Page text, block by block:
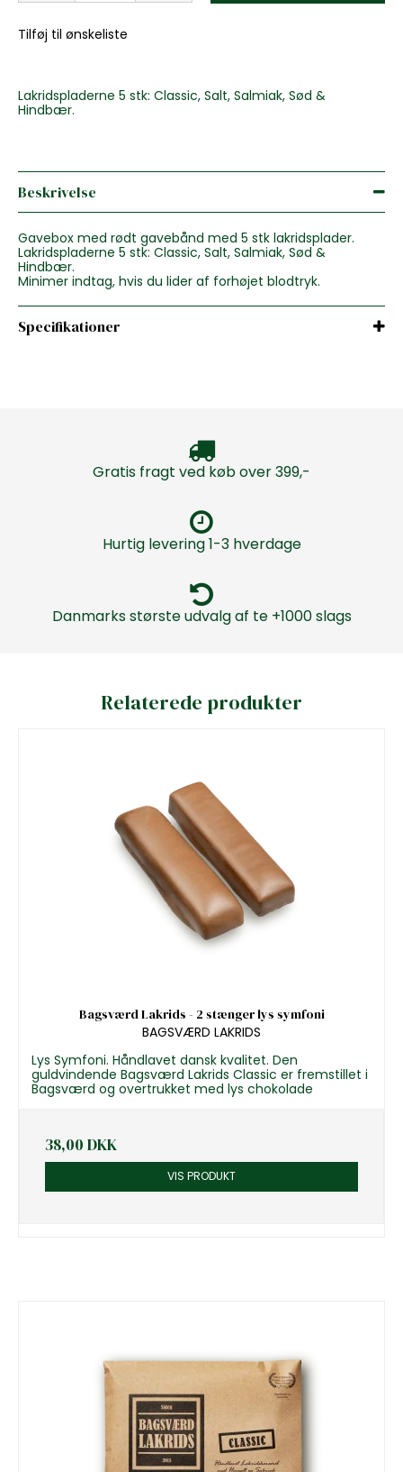
Tilføj til ønskeliste
Lakridspladerne 5 stk: Classic, Salt, Salmiak, Sød &
Hindbær.
Beskrivelse
Gavebox med rødt gavebånd med 5 stk lakridsplader.
Lakridspladerne 5 stk: Classic, Salt, Salmiak, Sød &
Hindbær.
Minimer indtag, hvis du lider af forhøjet blodtryk.
Specifikationer
Gratis fragt ved køb over 399,-
Hurtig levering 1-3 hverdage
Danmarks største udvalg af te +1000 slags
Relaterede produkter
Bagsværd Lakrids - 2 stænger lys symfoni
BAGSVÆRD LAKRIDS
Lys Symfoni. Håndlavet dansk kvalitet. Den
guldvindende Bagsværd Lakrids Classic er fremstillet i
Bagsværd og overtrukket med lys chokolade
38,00 DKK
VIS PRODUKT